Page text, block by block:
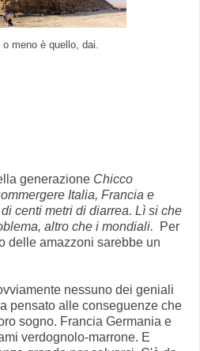
o meno è quello, dai.
generazione Chicco
Italia, Francia e
centi metri di diarrea. Lì si che
altro che i mondiali.
Per
delle amazzoni sarebbe un
nessuno dei geniali
pensato alle conseguenze che
sogno. Francia Germania e
verdognolo-marrone. E